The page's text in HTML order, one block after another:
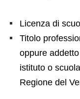
Licenza di
Titolo
oppure
istituto o
Regione del